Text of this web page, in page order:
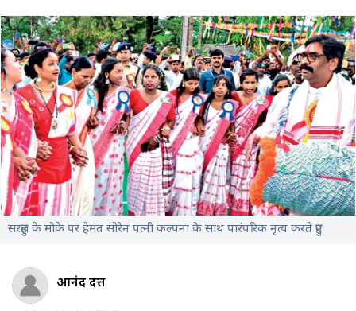
सरहुल के मौके पर हेमंत सोरेन पत्नी कल्पना के साथ पारंपरिक नृत्य करते हुए
आनंद दत्त